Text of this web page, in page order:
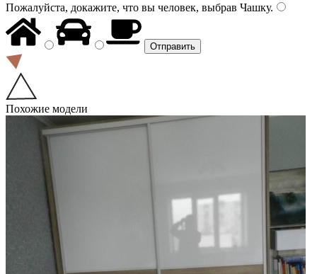
Пожалуйста, докажите, что вы человек, выбрав Чашку.
Похожие модели